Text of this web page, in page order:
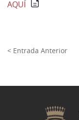
AQUÍ
< Entrada Anterior